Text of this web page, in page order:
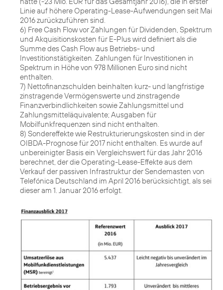
Linie auf höhere Operating-Lease-Aufwendungen seit Mai
2016 zurückzuführen sind.
6) Free Cash Flow vor Zahlungen für Dividenden, Spektrum
und Akquisitionskosten für E-Plus wird definiert als die
Summe des Cash Flow aus Betriebs- und
Investitionstätigkeiten. Zahlungen für Investitionen in
Spektrum in Höhe von 978 Millionen Euro sind nicht
enthalten.
7) Nettofinanzschulden beinhalten kurz- und langfristige
zinstragende Vermögenswerte und zinstragende
Finanzverbindlichkeiten sowie Zahlungsmittel und
Zahlungsmitteläquivalente; Ausgaben für
Mobilfunkfrequenzen sind nicht enthalten.
8) Sondereffekte wie Restrukturierungskosten sind in der
OIBDA-Prognose für 2017 nicht enthalten. Es wurde auf
unbereinigter Basis ein Vergleichswert für das Jahr 2016
berechnet, der die Operating-Lease-Effekte aus dem
Verkauf der passiven Infrastruktur der Sendemasten von
Telefónica Deutschland im April 2016 berücksichtigt, als sei
dieser am 1. Januar 2016 erfolgt.